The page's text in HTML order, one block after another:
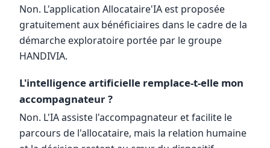
Non. L'application Allocataire'IA est proposée
gratuitement aux bénéficiaires dans le cadre de la
démarche exploratoire portée par le groupe
HANDIVIA.
L'intelligence artificielle remplace-t-elle mon
accompagnateur ?
Non. L'IA assiste l'accompagnateur et facilite le
parcours de l'allocataire, mais la relation humaine